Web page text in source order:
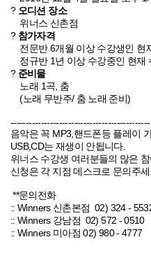
? 오디션 장소
위너스 신촌점
?참가자격
전문반 6개월 이상 수강생인 현
정규반 1년 이상 수강중인 현재
? 준비물
노래 1곡, 춤
(노래 무반주/ 춤 노래 준비)
음악은 꼭 MP3,핸드폰등 플레이
USB,CD는 재생이 안됩니다.
위너스 수강생 여러분들의 많은
신청은 각 지점 데스크로 문의주
**문의전화
:: Winners 신촌본점 02) 324 -
:: Winners 강남점 02) 572 - 0510
:: Winners 미아점 02) 980 - 4777